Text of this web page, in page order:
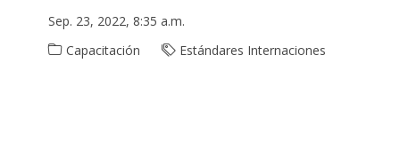
Sep. 23, 2022, 8:35 a.m.
Capacitación
Estándares Internaciones